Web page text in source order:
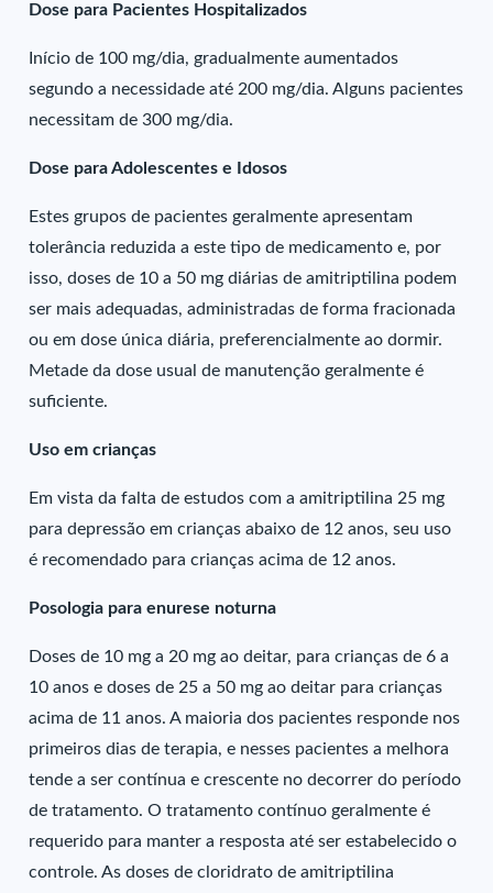
Dose para Pacientes Hospitalizados
Início de 100 mg/dia, gradualmente aumentados
segundo a necessidade até 200 mg/dia. Alguns pacientes
necessitam de 300 mg/dia.
Dose para Adolescentes e Idosos
Estes grupos de pacientes geralmente apresentam
tolerância reduzida a este tipo de medicamento e, por
isso, doses de 10 a 50 mg diárias de amitriptilina podem
ser mais adequadas, administradas de forma fracionada
ou em dose única diária, preferencialmente ao dormir.
Metade da dose usual de manutenção geralmente é
suficiente.
Uso em crianças
Em vista da falta de estudos com a amitriptilina 25 mg
para depressão em crianças abaixo de 12 anos, seu uso
é recomendado para crianças acima de 12 anos.
Posologia para enurese noturna
Doses de 10 mg a 20 mg ao deitar, para crianças de 6 a
10 anos e doses de 25 a 50 mg ao deitar para crianças
acima de 11 anos. A maioria dos pacientes responde nos
primeiros dias de terapia, e nesses pacientes a melhora
tende a ser contínua e crescente no decorrer do período
de tratamento. O tratamento contínuo geralmente é
requerido para manter a resposta até ser estabelecido o
controle. As doses de cloridrato de amitriptilina